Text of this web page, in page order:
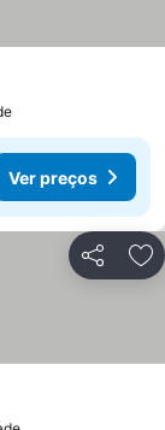
Ver preços
Partilhar